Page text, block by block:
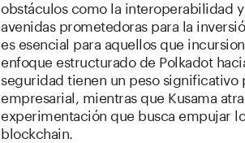
obstáculos como la interoperabilidad
avenidas prometedoras para la
es esencial para aquellos que
enfoque estructurado de Polkadot
seguridad tienen un peso significativo
empresarial, mientras que Kusama
experimentación que busca empujar
blockchain.